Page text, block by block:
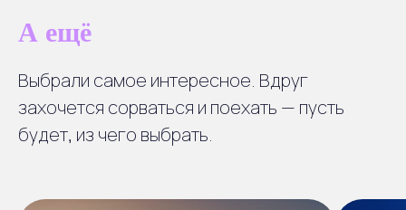
А ещё
Выбрали самое интересное. Вдруг
захочется сорваться и поехать — пусть
будет, из чего выбрать.